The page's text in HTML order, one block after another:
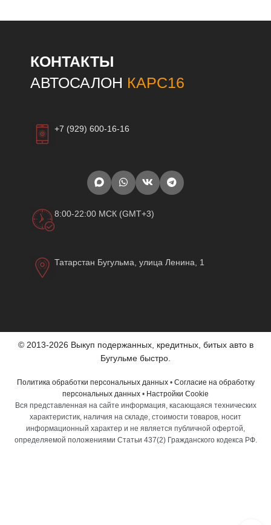
КОНТАКТЫ
АВТОСАЛОН КАРС16
+7 (929) 600-16-16
8:00-22:00 МСК (GMT+3)
Татарстан Бугульма, улица Ленина, 1
© 2013-2026 Выкуп подержанных, кредитных, битых авто в
Бугульме быстро.
Политика обработки персональных данных• Согласие на обработку
персональных данных • Настройки Cookie
Вся представленная на сайте информация, касающаяся технических
характеристик, наличия на складе, стоимости товаров, носит
информационный характер и не является публичной офертой,
определяемой положениями Статьи 437(2) Гражданского кодекса РФ.